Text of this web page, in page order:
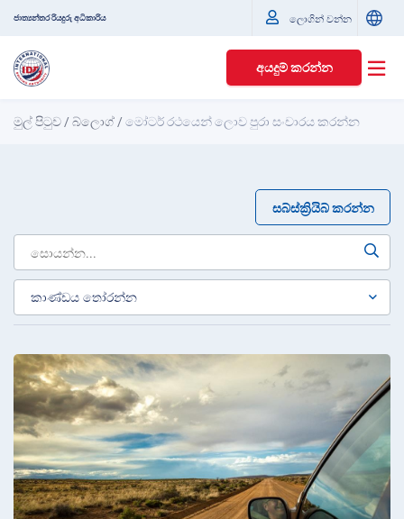
ජාත්‍යන්තර රියදුරු අධිකාරිය ලොගින් වන්න
අයදුම් කරන්න
මුල් පිටුව /බ්ලොග් /මෝටර් රථයෙන් ලොව පුරා සංචාරය කරන්න
සබ්ස්ක්‍රියිබ් කරන්න